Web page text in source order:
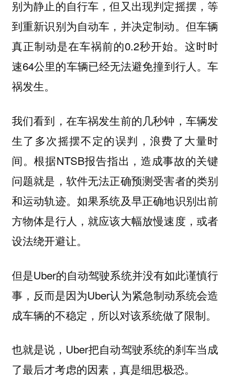
别为静止的自行车，但又出现判定摇摆，等
到重新识别为自动车，并决定制动。但车辆
真正制动是在车祸前的0.2秒开始。这时时
速64公里的车辆已经无法避免撞到行人。车
祸发生。
我们看到，在车祸发生前的几秒钟，车辆发
生了多次摇摆不定的误判，浪费了大量时
间。根据NTSB报告指出，造成事故的关键
问题就是，软件无法正确预测受害者的类别
和运动轨迹。如果系统及早正确地识别出前
方物体是行人，就应该大幅放慢速度，或者
设法绕开避让。
但是Uber的自动驾驶系统并没有如此谨慎行
事，反而是因为Uber认为紧急制动系统会造
成车辆的不稳定，所以对该系统做了限制。
也就是说，Uber把自动驾驶系统的刹车当成
了最后才考虑的因素，真是细思极恐。